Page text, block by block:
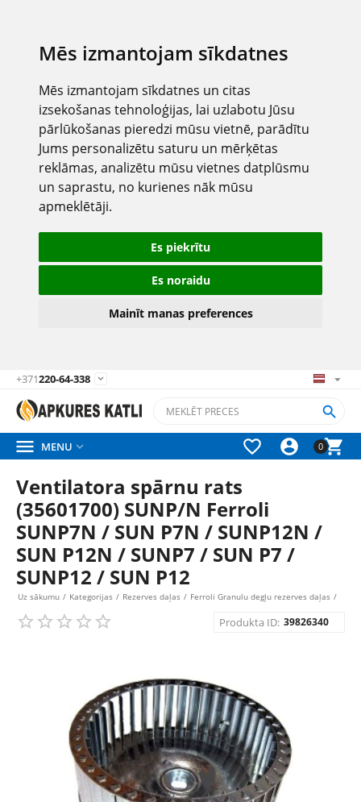
Mēs izmantojam sīkdatnes
Mēs izmantojam sīkdatnes un citas
izsekošanas tehnoloģijas, lai uzlabotu Jūsu
pārlūkošanas pieredzi mūsu vietnē, parādītu
Jums personalizētu saturu un mērķētas
reklāmas, analizētu mūsu vietnes datplūsmu
un saprastu, no kurienes nāk mūsu
apmeklētāji.
Es piekrītu
Es noraidu
Mainīt manas preferences
+371220-64-338 
0



 MENU 
Ventilatora spārnu rats
(35601700) SUNP/N Ferroli
SUNP7N / SUN P7N / SUNP12N /
SUN P12N / SUNP7 / SUN P7 /
SUNP12 / SUN P12
Uz sākumu / Kategorijas / Rezerves daļas / Ferroli Granulu degļu rezerves daļas /
Produkta ID: 39826340